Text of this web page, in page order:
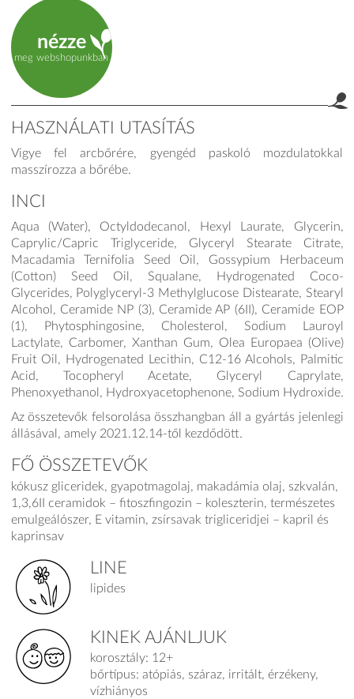
nézze
meg webshopunkban
HASZNÁLATI UTASÍTÁS
Vigye fel arcbőrére, gyengéd paskoló mozdulatokkal
masszírozza a bőrébe.
INCI
Aqua (Water), Octyldodecanol, Hexyl Laurate, Glycerin,
Caprylic/Capric Triglyceride, Glyceryl Stearate Citrate,
Macadamia Ternifolia Seed Oil, Gossypium Herbaceum
(Cotton) Seed Oil, Squalane, Hydrogenated Coco-
Glycerides, Polyglyceryl-3 Methylglucose Distearate, Stearyl
Alcohol, Ceramide NP (3), Ceramide AP (6II), Ceramide EOP
(1), Phytosphingosine, Cholesterol, Sodium Lauroyl
Lactylate, Carbomer, Xanthan Gum, Olea Europaea (Olive)
Fruit Oil, Hydrogenated Lecithin, C12-16 Alcohols, Palmitic
Acid, Tocopheryl Acetate, Glyceryl Caprylate,
Phenoxyethanol, Hydroxyacetophenone, Sodium Hydroxide.
Az összetevők felsorolása összhangban áll a gyártás jelenlegi
állásával, amely 2021.12.14-től kezdődött.
FŐ ÖSSZETEVŐK
kókusz gliceridek, gyapotmagolaj, makadámia olaj, szkvalán,
1,3,6II ceramidok – fitoszfingozin – koleszterin, természetes
emulgeálószer, E vitamin, zsírsavak trigliceridjei – kapril és
kaprinsav
LINE
lipides
KINEK AJÁNLJUK
korosztály: 12+
bőrtípus: atópiás, száraz, irritált, érzékeny,
vízhiányos